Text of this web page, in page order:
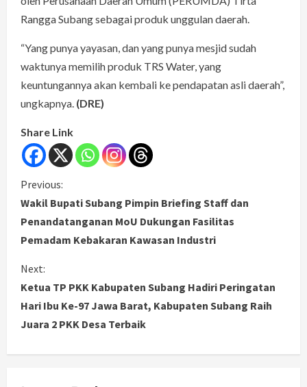
Rangga Subang sebagai produk unggulan daerah.
“Yang punya yayasan, dan yang punya mesjid sudah
waktunya memilih produk TRS Water, yang
keuntungannya akan kembali ke pendapatan asli daerah”,
ungkapnya. (DRE)
Share Link
C
o
n
t
i
n
u
Previous:
Wakil Bupati Subang Pimpin Briefing Staff dan
Penandatanganan MoU Dukungan Fasilitas
Pemadam Kebakaran Kawasan Industri
Next:
Ketua TP PKK Kabupaten Subang Hadiri Peringatan
Hari Ibu Ke-97 Jawa Barat, Kabupaten Subang Raih
Juara 2 PKK Desa Terbaik